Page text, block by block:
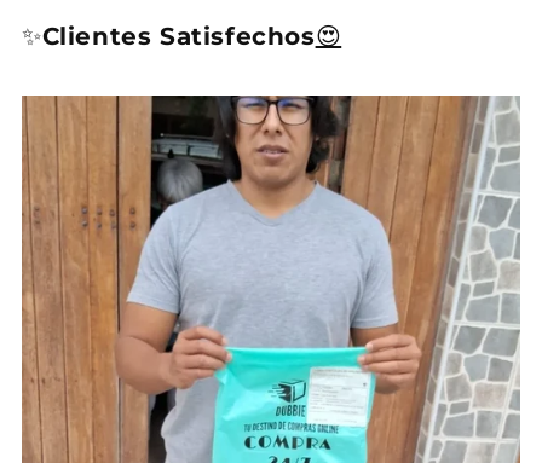
✨Clientes Satisfechos😍